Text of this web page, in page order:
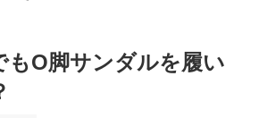
もO脚サンダルを履い